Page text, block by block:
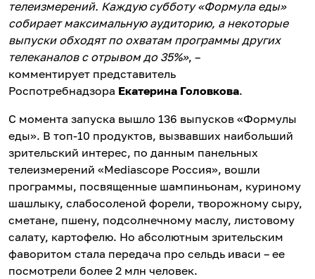
телеизмерений. Каждую субботу «Формула еды»
собирает максимальную аудиторию, а некоторые
выпуски обходят по охватам программы других
телеканалов с отрывом до 35%», –
комментирует представитель
Роспотребнадзора Екатерина Головкова.
С момента запуска вышло 136 выпусков «Формулы
еды». В топ-10 продуктов, вызвавших наибольший
зрительский интерес, по данным панельных
телеизмерений «Mediascope Россия», вошли
программы, посвященные шампиньонам, куриному
шашлыку, слабосоленой форели, творожному сыру,
сметане, пшену, подсолнечному маслу, листовому
салату, картофелю. Но абсолютным зрительским
фаворитом стала передача про сельдь иваси – ее
посмотрели более 2 млн человек.